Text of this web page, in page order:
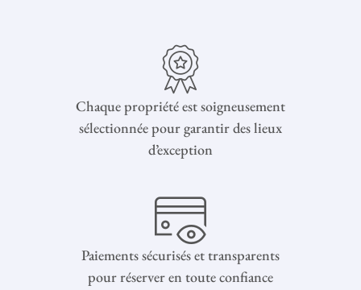
Chaque propriété est soigneusement
sélectionnée pour garantir des lieux
d’exception
Paiements sécurisés et transparents
pour réserver en toute confiance